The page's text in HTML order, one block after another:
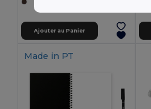
Ajouter au Panier
Made in PT